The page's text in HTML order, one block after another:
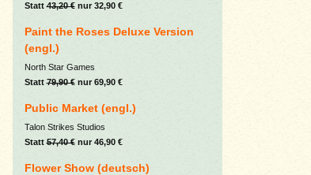
Statt43,20 €nur 32,90 €
Paint the Roses Deluxe Version
(engl.)
North Star Games
Statt79,90 €nur 69,90 €
Public Market (engl.)
Talon Strikes Studios
Statt57,40 €nur 46,90 €
Flower Show (deutsch)